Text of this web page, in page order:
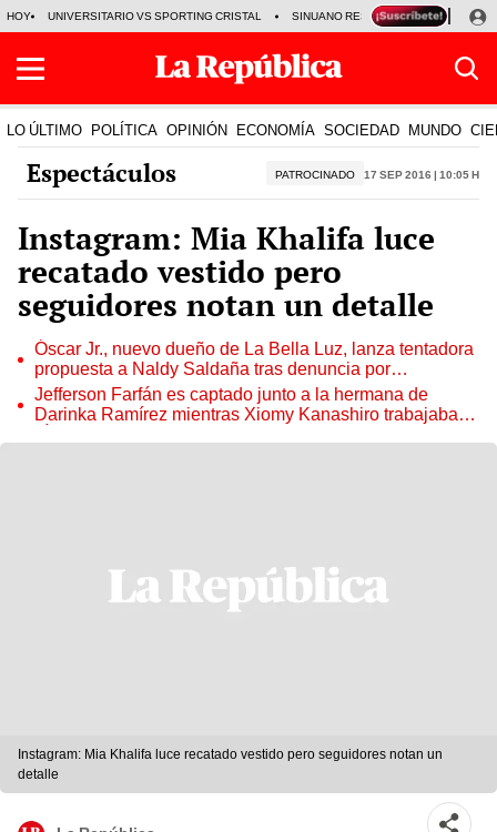
HOY UNIVERSITARIO VS SPORTING CRISTAL SINUANO RESULTADOS HOY
LO ÚLTIMO POLÍTICA OPINIÓN ECONOMÍA SOCIEDAD MUNDO
Espectáculos PATROCINADO 17 Sep 2016 | 10:05 h
Instagram: Mia Khalifa luce
recatado vestido pero
seguidores notan un detalle
Óscar Jr., nuevo dueño de La Bella Luz, lanza tentadora
propuesta a Naldy Saldaña tras denuncia por
tocamientos
Jefferson Farfán es captado junto a la hermana de
Darinka Ramírez mientras Xiomy Kanashiro trabajaba:
Instagram: Mia Khalifa luce recatado vestido pero seguidores notan un
detalle